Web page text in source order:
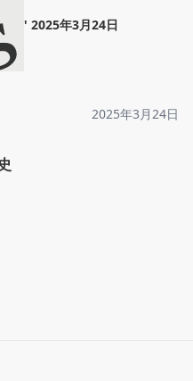
" 2025年3月24日
2025年3月24日